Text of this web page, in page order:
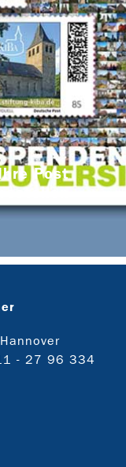
Post
- 27 96 334